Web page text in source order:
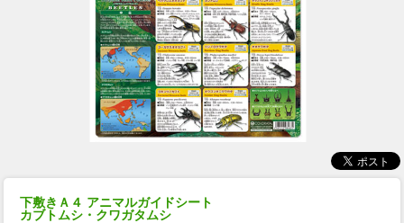
下敷きＡ４ アニマルガイドシート
カブトムシ・クワガタムシ